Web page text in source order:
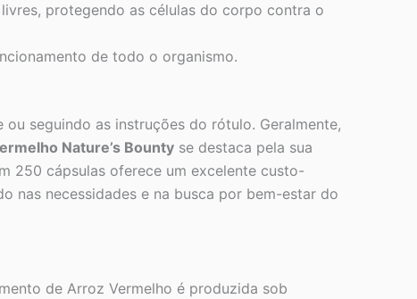
protegendo as células do corpo contra o
de todo o organismo.
seguindo as instruções do rótulo. Geralmente,
Nature’s Bounty se destaca pela sua
250 cápsulas oferece um excelente custo-
nas necessidades e na busca por bem-estar do
de Arroz Vermelho é produzida sob